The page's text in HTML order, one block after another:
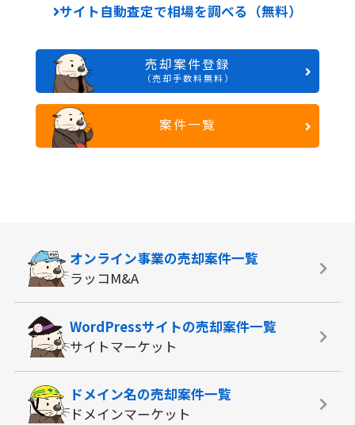
サイト自動査定で相場を調べる（無料）
売却案件登録
（売却手数料無料）
案件一覧
オンライン事業の売却案件一覧
ラッコM&A
WordPressサイトの売却案件一覧
サイトマーケット
ドメイン名の売却案件一覧
ドメインマーケット